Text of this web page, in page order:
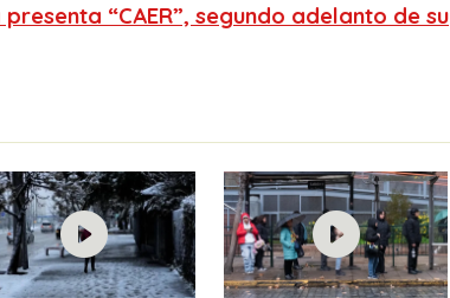
“CAER”, segundo adelanto de su